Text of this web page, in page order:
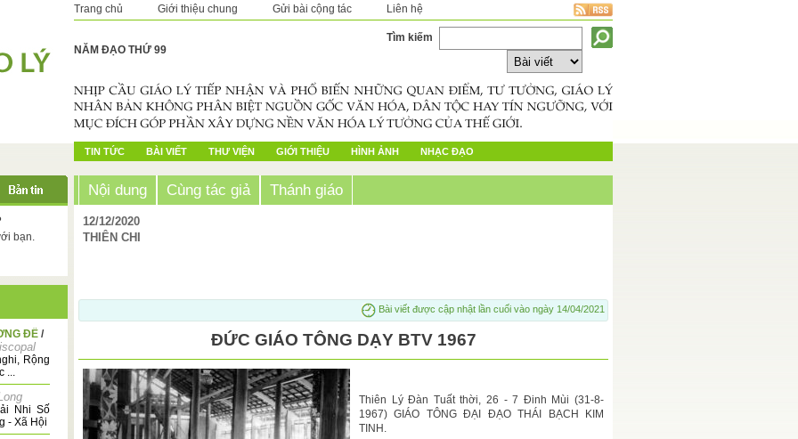
Trang chủ Giới thiệu chung Gửi bài cộng tác Liên hệ
NĂM ĐẠO THỨ 99
Tìm kiếm
TIN TỨC BÀI VIẾT THƯ VIỆN GIỚI THIỆU HÌNH ẢNH NHẠC ĐẠO
bạn.
ĐẾ /
Rộng
...
Nhi Số
- Xã Hội
Nội dung Cùng tác giả Thánh giáo
12/12/2020
THIÊN CHI
Bài viết được cập nhật lần cuối vào ngày 14/04/2021
ĐỨC GIÁO TÔNG DẠY BTV 1967
Thiên Lý Đàn Tuất thời, 26 - 7 Đinh Mùi (31-8-
1967) GIÁO TÔNG ĐẠI ĐẠO THÁI BẠCH KIM
TINH.